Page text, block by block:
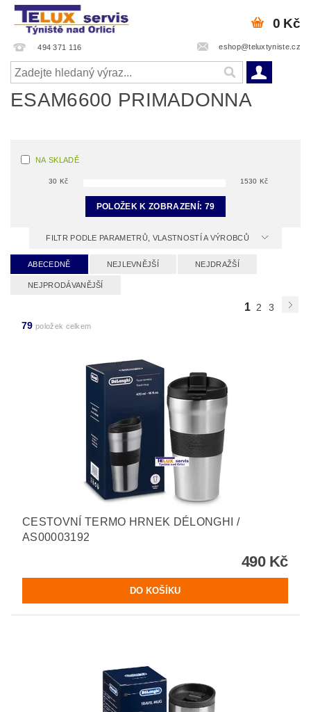
494 371 116 eshop@teluxtyniste.cz
0 Kč
ESAM6600 PRIMADONNA
NA SKLADĚ
30 Kč 1530 Kč
POLOŽEK K ZOBRAZENÍ: 79
FILTR PODLE PARAMETRŮ, VLASTNOSTÍ A VÝROBCŮ
ABECEDNĚ NEJLEVNĚJŠÍ NEJDRAŽŠÍ
NEJPRODÁVANĚJŠÍ
1 2
3
79 položek celkem
CESTOVNÍ TERMO HRNEK DÉLONGHI /
AS00003192
490 Kč